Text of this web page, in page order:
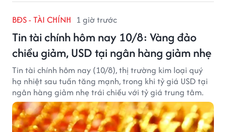
BĐS - TÀI CHÍNH 1 giờ trước
Tin tài chính hôm nay 10/8: Vàng đảo
chiều giảm, USD tại ngân hàng giảm nhẹ
Tin tài chính hôm nay (10/8), thị trường kim loại quý
hạ nhiệt sau tuần tăng mạnh, trong khi tỷ giá USD tại
ngân hàng giảm nhẹ trái chiều với tỷ giá trung tâm.